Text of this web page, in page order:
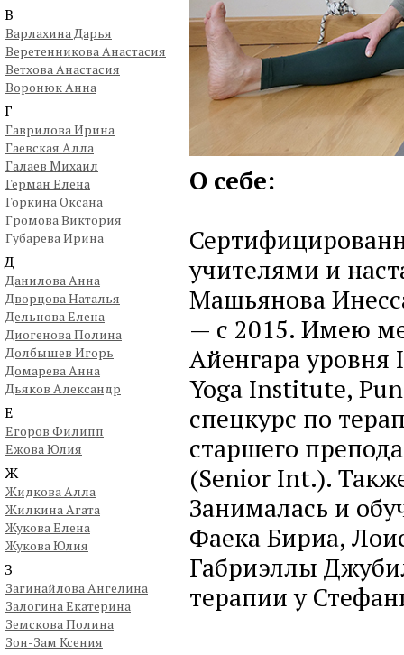
В
Варлахина Дарья
Веретенникова Анастасия
Ветхова Анастасия
Воронюк Анна
Г
Гаврилова Ирина
Гаевская Алла
Галаев Михаил
Герман Елена
Горкина Оксана
Громова Виктория
Губарева Ирина
Д
Данилова Анна
Дворцова Наталья
Дельнова Елена
Диогенова Полина
Долбышев Игорь
Домарева Анна
Дьяков Александр
Е
Егоров Филипп
Ежова Юлия
Ж
Жидкова Алла
Жилкина Агата
Жукова Елена
Жукова Юлия
З
Загинайлова Ангелина
Залогина Екатерина
Земскова Полина
Зон-Зам Ксения
О себе:
учителями и
Машьянова
— с 2015. Имею
Айенгара
Yoga Institute,
спецкурс по
старшего
(Senior Int.).
Занималась и
Фаека Бириа,
Габриэллы
терапии у